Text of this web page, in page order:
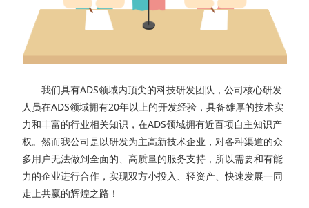
我们具有ADS领域内顶尖的科技研发团队，公司核心研发
人员在ADS领域拥有20年以上的开发经验，具备雄厚的技术实
力和丰富的行业相关知识，在ADS领域拥有近百项自主知识产
权。然而我公司是以研发为主高新技术企业，对各种渠道的众
多用户无法做到全面的、高质量的服务支持，所以需要和有能
力的企业进行合作，实现双方小投入、轻资产、快速发展一同
走上共赢的辉煌之路！